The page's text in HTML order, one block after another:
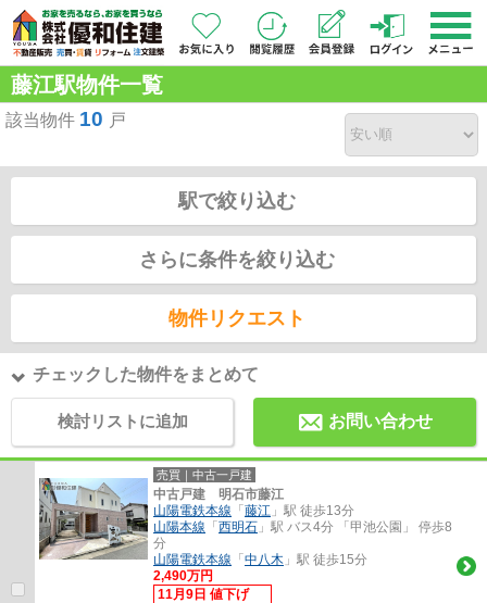
藤江駅物件一覧
該当物件 10 戸
駅で絞り込む
さらに条件を絞り込む
物件リクエスト
チェックした物件をまとめて
検討リストに追加 お問い合わせ
売買｜中古一戸建
中古戸建 明石市藤江
山陽電鉄本線 「藤江 」駅 徒歩13分
山陽本線 「西明石 」駅 バス4分 「甲池公園」 停歩8
分
山陽電鉄本線 「中八木 」駅 徒歩15分
2,490万円
11月9日 値下げ